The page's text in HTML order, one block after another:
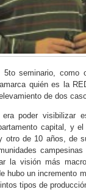
5to seminario, como
quién es la
de dos
poder visibilizar
capital, y
otro de 10 años, de
la visión más
hubo un incremento
tipos de